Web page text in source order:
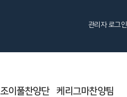
조이풀찬양단 케리그마찬양팀
관리자 로그인